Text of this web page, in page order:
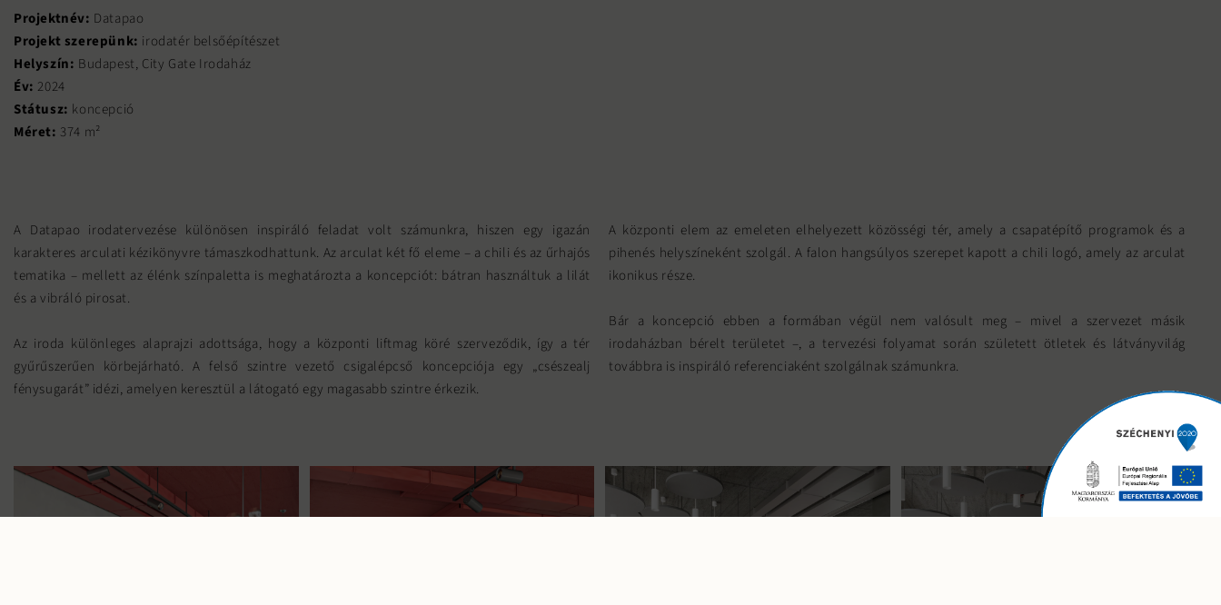
Projektnév: Datapao
Projekt szerepünk: irodatér belsőépítészet
Helyszín: Budapest, City Gate Irodaház
Év: 2024
Státusz: koncepció
Méret: 374 m²
A Datapao irodatervezése különösen inspiráló feladat volt számunkra, hiszen egy igazán
karakteres arculati kézikönyvre támaszkodhattunk. Az arculat két fő eleme – a chili és az űrhajós
tematika – mellett az élénk színpaletta is meghatározta a koncepciót: bátran használtuk a lilát
és a vibráló pirosat.
Az iroda különleges alaprajzi adottsága, hogy a központi liftmag köré szerveződik, így a tér
gyűrűszerűen körbejárható. A felső szintre vezető csigalépcső koncepciója egy „csészealj
fénysugarát” idézi, amelyen keresztül a látogató egy magasabb szintre érkezik.
A központi elem az emeleten elhelyezett közösségi tér, amely a csapatépítő programok és a
pihenés helyszíneként szolgál. A falon hangsúlyos szerepet kapott a chili logó, amely az arculat
ikonikus része.
Bár a koncepció ebben a formában végül nem valósult meg – mivel a szervezet másik
irodaházban bérelt területet –, a tervezési folyamat során született ötletek és látványvilág
továbbra is inspiráló referenciaként szolgálnak számunkra.